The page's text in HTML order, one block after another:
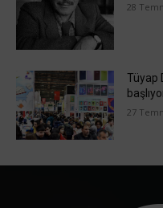
28
Tüyap
27